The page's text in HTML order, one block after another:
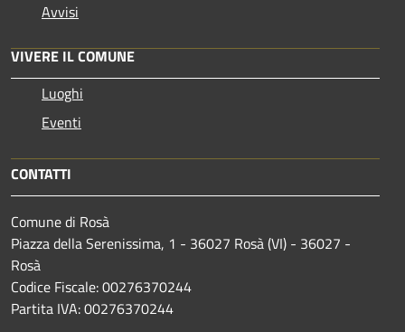
Avvisi
VIVERE IL COMUNE
Luoghi
Eventi
CONTATTI
Comune di Rosà
Piazza della Serenissima, 1 - 36027 Rosà (VI) - 36027 -
Rosà
Codice Fiscale: 00276370244
Partita IVA: 00276370244